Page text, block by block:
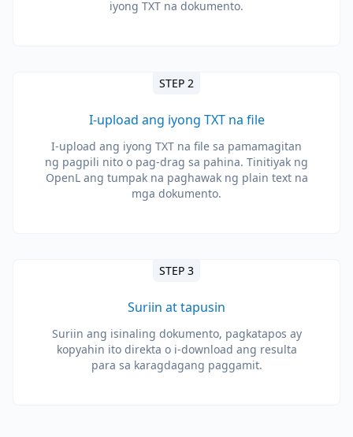
iyong TXT na dokumento.
STEP 2
I-upload ang iyong TXT na file
I-upload ang iyong TXT na file sa pamamagitan
ng pagpili nito o pag-drag sa pahina. Tinitiyak ng
OpenL ang tumpak na paghawak ng plain text na
mga dokumento.
STEP 3
Suriin at tapusin
Suriin ang isinaling dokumento, pagkatapos ay
kopyahin ito direkta o i-download ang resulta
para sa karagdagang paggamit.